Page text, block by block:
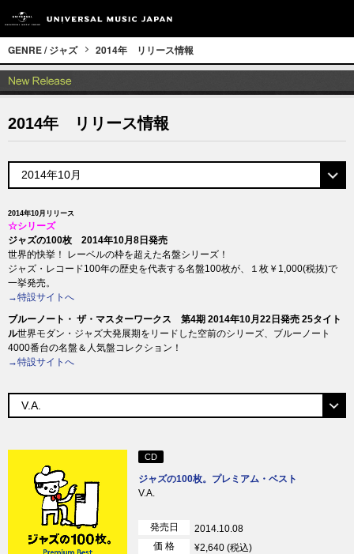
GENRE / ジャズ 2014年 リリース情報
2014年 リリース情報
2014年10月リリース
☆シリーズ
ジャズの100枚 2014年10月8日発売
世界的快挙！ レーベルの枠を超えた名盤シリーズ！
ジャズ・レコード100年の歴史を代表する名盤100枚が、１枚￥1,000(税抜)で
一挙発売。
→特設サイトへ
ブルーノート・ ザ・マスターワークス 第4期 2014年10月22日発売 25タイト
ル世界モダン・ジャズ大発展期をリードした空前のシリーズ、ブルーノート
4000番台の名盤＆人気盤コレクション！
→特設サイトへ
CD
ジャズの100枚。プレミアム・ベスト
V.A.
発売日
2014.10.08
価 格
¥2,640 (税込)